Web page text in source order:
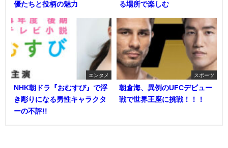
優たちと役柄の魅力
る場所で楽しむ
エンタメ
NHK朝ドラ『おむすび』で浮
き彫りになる男性キャラクタ
ーの不評!!
スポーツ
朝倉海、異例のUFCデビュー
戦で世界王座に挑戦！！！